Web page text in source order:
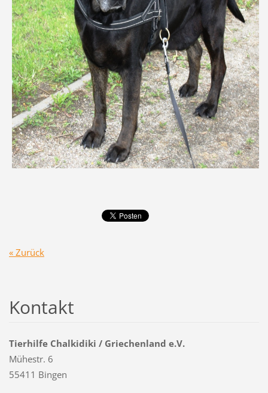
« Zurück
Kontakt
Tierhilfe Chalkidiki / Griechenland e.V.
Mühestr. 6
55411 Bingen